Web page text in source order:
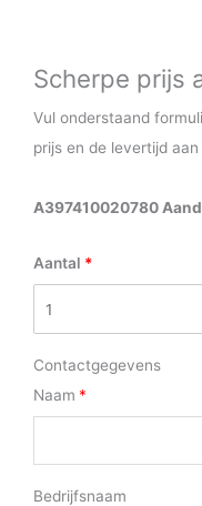
Scherpe prijs
Vul onderstaand
prijs en de levertijd
A397410020780
Aantal
Contactgegevens
Naam
Bedrijfsnaam